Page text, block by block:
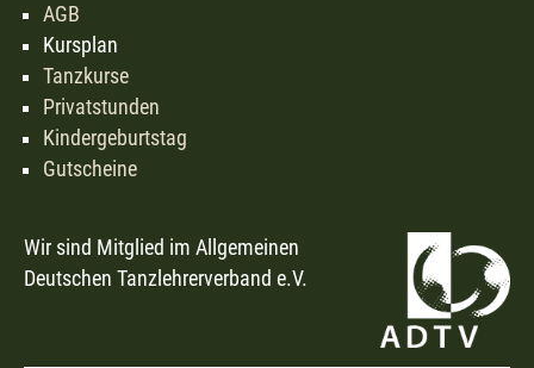
AGB
Kursplan
Tanzkurse
Privatstunden
Kindergeburtstag
Gutscheine
Wir sind Mitglied im Allgemeinen
Deutschen Tanzlehrerverband e.V.